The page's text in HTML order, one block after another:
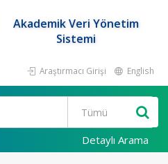
Akademik Veri Yönetim
Sistemi
Araştırmacı Girişi English
Detaylı Arama